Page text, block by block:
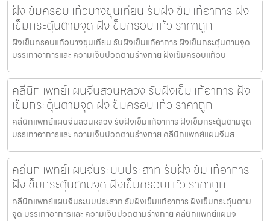
ฝังเข็มครอบแก้วบางขุนเทียน รับฝังเข็มแก้อาการ ฝัง
เข็มกระตุ้นตามจุด ฝังเข็มครอบแก้ว ราคาถูก
ฝังเข็มครอบแก้วบางขุนเทียน รับฝังเข็มแก้อาการ ฝังเข็มกระตุ้นตามจุด
บรรเทาอาการและ ความเจ็บปวดตามร่างกาย ฝังเข็มครอบแก้วบ
คลีนิกแพทย์แผนจีนสวนหลวง รับฝังเข็มแก้อาการ ฝัง
เข็มกระตุ้นตามจุด ฝังเข็มครอบแก้ว ราคาถูก
คลีนิกแพทย์แผนจีนสวนหลวง รับฝังเข็มแก้อาการ ฝังเข็มกระตุ้นตามจุด
บรรเทาอาการและ ความเจ็บปวดตามร่างกาย คลีนิกแพทย์แผนจีนส
คลีนิกแพทย์แผนจีนระบบประสาท รับฝังเข็มแก้อาการ
ฝังเข็มกระตุ้นตามจุด ฝังเข็มครอบแก้ว ราคาถูก
คลีนิกแพทย์แผนจีนระบบประสาท รับฝังเข็มแก้อาการ ฝังเข็มกระตุ้นตาม
จุด บรรเทาอาการและ ความเจ็บปวดตามร่างกาย คลีนิกแพทย์แผนจ